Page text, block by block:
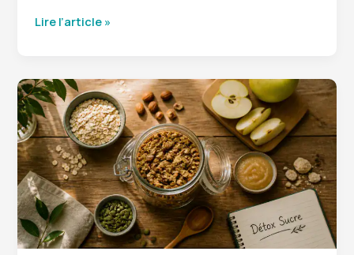
Aponévrosite
baume
du
tigre
est-
il
une
solution
efficace
pour
vos
Lire l’article »